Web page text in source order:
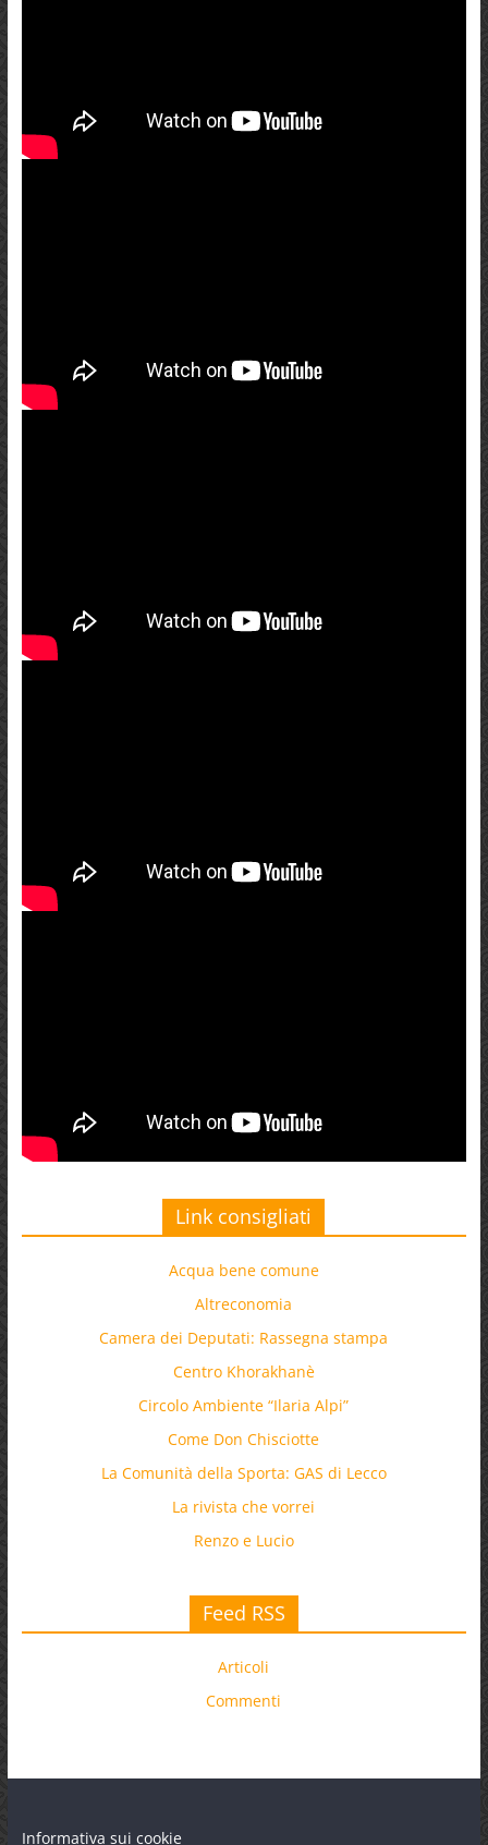
Link consigliati
Acqua bene comune
Altreconomia
Camera dei Deputati: Rassegna stampa
Centro Khorakhanè
Circolo Ambiente “Ilaria Alpi”
Come Don Chisciotte
La Comunità della Sporta: GAS di Lecco
La rivista che vorrei
Renzo e Lucio
Feed RSS
Articoli
Commenti
Informativa sui cookie